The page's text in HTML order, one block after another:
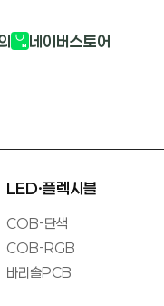
네이버스토어
LED·플렉시블
COB-단색
COB-RGB
바리솔PCB